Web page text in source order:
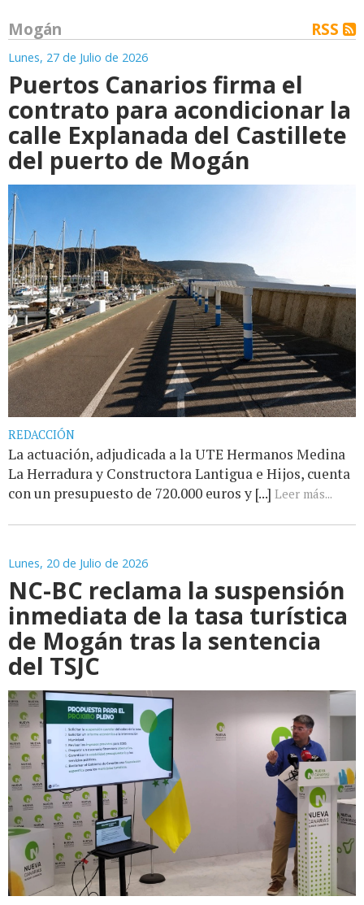
Mogán RSS
Lunes, 27 de Julio de 2026
Puertos Canarios firma el
contrato para acondicionar la
calle Explanada del Castillete
del puerto de Mogán
REDACCIÓN
La actuación, adjudicada a la UTE Hermanos Medina
La Herradura y Constructora Lantigua e Hijos, cuenta
con un presupuesto de 720.000 euros y [...] Leer más...
Lunes, 20 de Julio de 2026
NC-BC reclama la suspensión
inmediata de la tasa turística
de Mogán tras la sentencia
del TSJC